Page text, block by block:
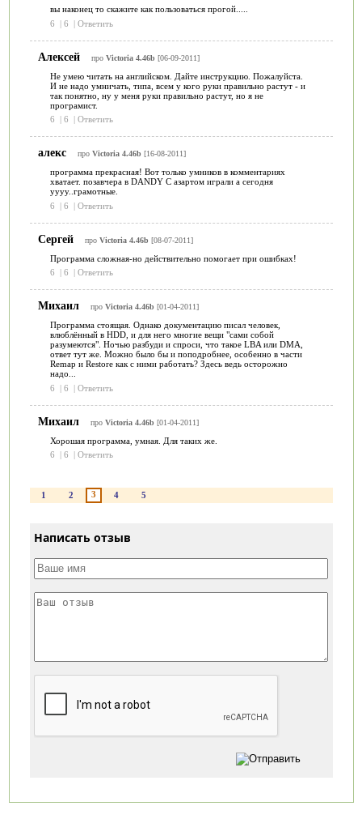
вы наконец то скажите как пользоваться прогой.....
6
| 6 | Ответить
Алексей про Victoria 4.46b [06-09-2011]
Не умею читать на английском. Дайте инструкцию. Пожалуйста.
И не надо умничать, типа, всем у кого руки правильно растут - и
так понятно, ну у меня руки правильно растут, но я не
програмист.
6
| 6 | Ответить
алекс про Victoria 4.46b [16-08-2011]
программа прекрасная! Вот только умников в комментариях
хватает. позавчера в DANDY С азартом играли а сегодня
уууу..грамотные.
6
| 6 | Ответить
Сергей про Victoria 4.46b [08-07-2011]
Программа сложная-но действительно помогает при ошибках!
6
| 6 | Ответить
Михаил про Victoria 4.46b [01-04-2011]
Программа стоящая. Однако документацию писал человек,
влюблённый в HDD, и для него многие вещи "сами собой
разумеются". Ночью разбуди и спроси, что такое LBA или DMA,
ответ тут же. Можно было бы и поподробнее, особенно в части
Remap и Restore как с ними работать? Здесь ведь осторожно
надо...
6
| 6 | Ответить
Михаил про Victoria 4.46b [01-04-2011]
Хорошая программа, умная. Для таких же.
6
| 6 | Ответить
1 2 3 4 5
Написать отзыв